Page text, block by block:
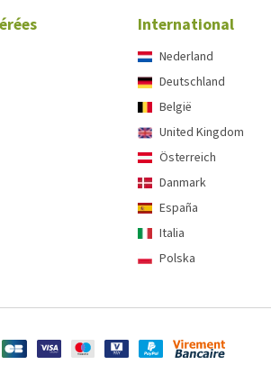
International
Nederland
Deutschland
België
United Kingdom
Österreich
Danmark
España
Italia
Polska